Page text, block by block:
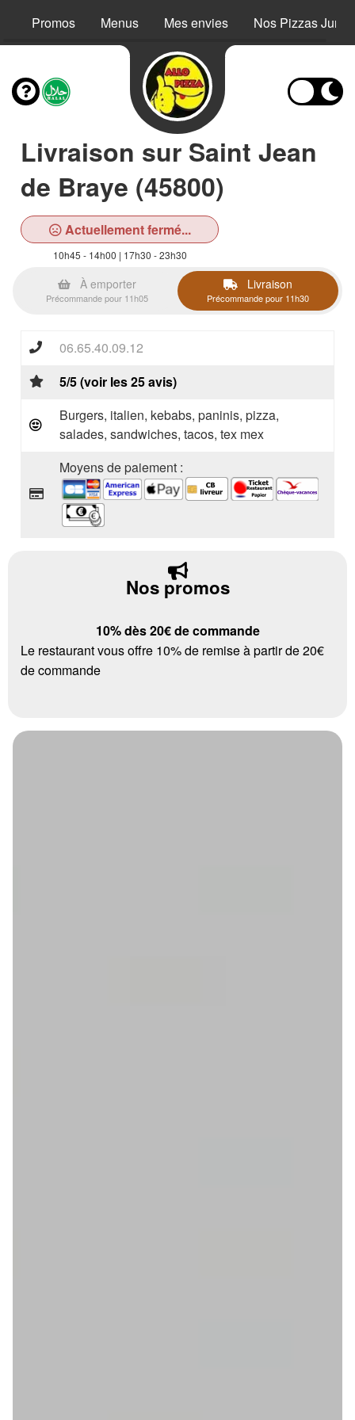
Promos Menus Mes envies Nos Pizzas Junior
Livraison sur Saint Jean
de Braye (45800)
Actuellement fermé...
10h45 - 14h00 | 17h30 - 23h30
À emporter
Précommande pour 11h05
Livraison
Précommande pour 11h30
06.65.40.09.12
5/5 (voir les 25 avis)
Burgers, italien, kebabs, paninis, pizza,
salades, sandwiches, tacos, tex mex
Moyens de paiement :
Nos promos
10% dès 20€ de commande
Le restaurant vous offre 10% de remise à partir de 20€
de commande